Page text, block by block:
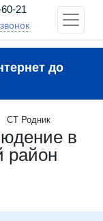
21
до
СТ Родник
в
район